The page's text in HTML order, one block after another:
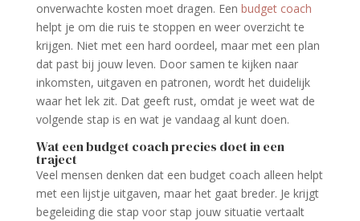
onverwachte kosten moet dragen. Een budget coach
helpt je om die ruis te stoppen en weer overzicht te
krijgen. Niet met een hard oordeel, maar met een plan
dat past bij jouw leven. Door samen te kijken naar
inkomsten, uitgaven en patronen, wordt het duidelijk
waar het lek zit. Dat geeft rust, omdat je weet wat de
volgende stap is en wat je vandaag al kunt doen.
Wat een budget coach precies doet in een
traject
Veel mensen denken dat een budget coach alleen helpt
met een lijstje uitgaven, maar het gaat breder. Je krijgt
begeleiding die stap voor stap jouw situatie vertaalt